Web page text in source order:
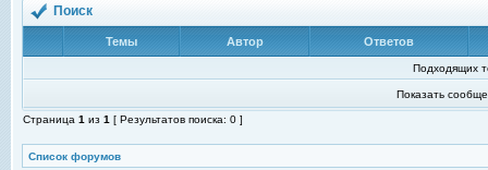
Поиск
Темы Автор Ответов
Подходящих
Показать
Страница 1 из 1 [ Результатов поиска: 0 ]
Список форумов